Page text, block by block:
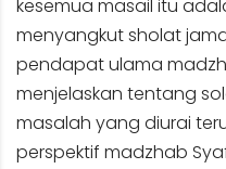
kesemua masail itu
menyangkut sholat
pendapat ulama
menjelaskan tentang
masalah yang diurai
perspektif madzhab